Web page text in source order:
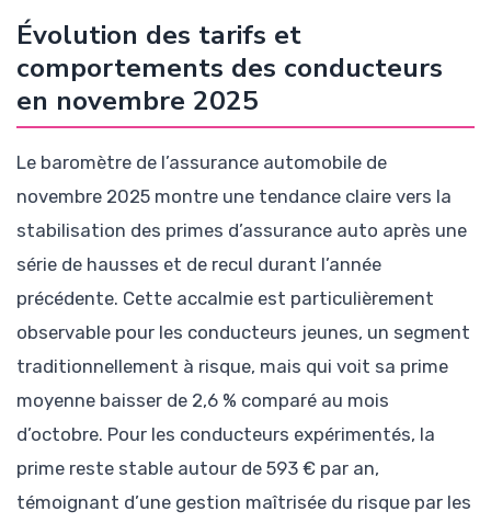
Évolution des tarifs et
comportements des conducteurs
en novembre 2025
Le baromètre de l’assurance automobile de
novembre 2025 montre une tendance claire vers la
stabilisation des primes d’assurance auto après une
série de hausses et de recul durant l’année
précédente. Cette accalmie est particulièrement
observable pour les conducteurs jeunes, un segment
traditionnellement à risque, mais qui voit sa prime
moyenne baisser de 2,6 % comparé au mois
d’octobre. Pour les conducteurs expérimentés, la
prime reste stable autour de 593 € par an,
témoignant d’une gestion maîtrisée du risque par les